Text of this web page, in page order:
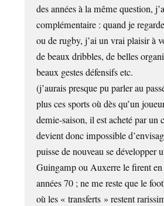
des années à la même question,
complémentaire : quand je
ou de rugby, j’ai un vrai plaisir à
de beaux dribbles, de belles
beaux gestes défensifs etc.
(j’aurais presque pu parler au
plus ces sports où dès qu’un
demie-saison, il est acheté par un
devient donc impossible
puisse de nouveau se développer
Guingamp ou Auxerre le firent en
années 70 ; ne me reste que le
où les « transferts » restent